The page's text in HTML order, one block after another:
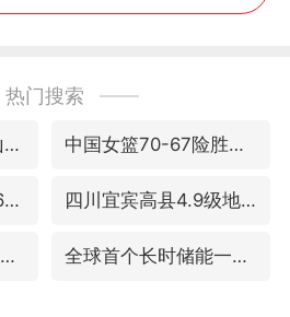
热门搜索
38岁演员求职万岁山NPC成功 中国女篮70-67险胜尼日利亚女篮
“秋天的第一杯奶茶”6岁了 四川宜宾高县4.9级地震致1死
沙特土耳其巴基斯坦签署共同防务协议 全球首个长时储能一体化产业园量产